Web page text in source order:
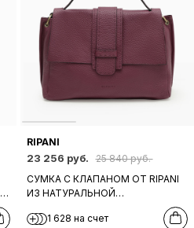
RIPANI
23 256 руб.
25 840 руб.
СУМКА С КЛАПАНОМ ОТ RIPANI
ИЗ НАТУРАЛЬНОЙ
БОРДОВОГО ОТТЕНКА
1 628 на счет